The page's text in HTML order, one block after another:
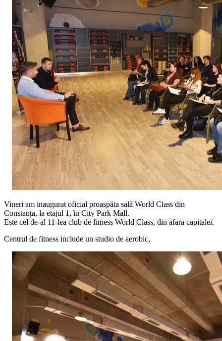
Vineri am inaugurat oficial proaspăta sală World Class din
Constanța, la etajul 1, în City Park Mall.
Este cel de-al 11-lea club de fitness World Class, din afara capitalei.
Centrul de fitness include un studio de aerobic,